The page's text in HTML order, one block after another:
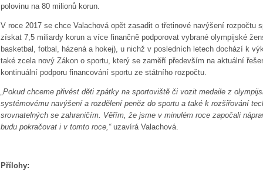
polovinu na 80 milionů korun.
V roce 2017 se chce Valachová opět zasadit o třetinové navýšení rozpočtu
získat 7,5 miliardy korun a více finančně podporovat vybrané olympijské
basketbal, fotbal, házená a hokej), u nichž v posledních letech dochází k
také zcela nový Zákon o sportu, který se zaměří především na aktuální
kontinuální podporu financování sportu ze státního rozpočtu.
„Pokud chceme přivést děti zpátky na sportoviště či vozit medaile z
systémovému navýšení a rozdělení peněz do sportu a také k rozšiřování
srovnatelných se zahraničím. Věřím, že jsme v minulém roce započali
budu pokračovat i v tomto roce,“uzavírá Valachová.
Přílohy: